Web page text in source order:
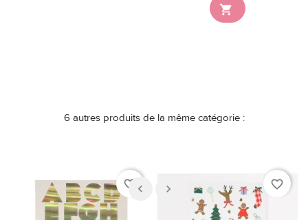

6 autres produits de la même catégorie :
favorite_border favorite_border